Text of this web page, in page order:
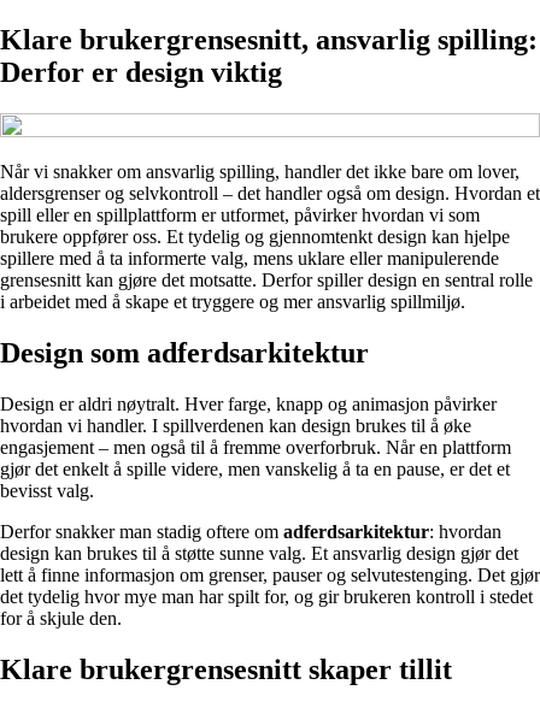
Klare brukergrensesnitt, ansvarlig spilling:
Derfor er design viktig
Når vi snakker om ansvarlig spilling, handler det ikke bare om lover,
aldersgrenser og selvkontroll – det handler også om design. Hvordan et
spill eller en spillplattform er utformet, påvirker hvordan vi som
brukere oppfører oss. Et tydelig og gjennomtenkt design kan hjelpe
spillere med å ta informerte valg, mens uklare eller manipulerende
grensesnitt kan gjøre det motsatte. Derfor spiller design en sentral rolle
i arbeidet med å skape et tryggere og mer ansvarlig spillmiljø.
Design som adferdsarkitektur
Design er aldri nøytralt. Hver farge, knapp og animasjon påvirker
hvordan vi handler. I spillverdenen kan design brukes til å øke
engasjement – men også til å fremme overforbruk. Når en plattform
gjør det enkelt å spille videre, men vanskelig å ta en pause, er det et
bevisst valg.
Derfor snakker man stadig oftere om adferdsarkitektur: hvordan
design kan brukes til å støtte sunne valg. Et ansvarlig design gjør det
lett å finne informasjon om grenser, pauser og selvutestenging. Det gjør
det tydelig hvor mye man har spilt for, og gir brukeren kontroll i stedet
for å skjule den.
Klare brukergrensesnitt skaper tillit